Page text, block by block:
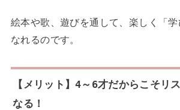
絵本や歌、遊びを通して、楽しく「
なれるのです。
【メリット】4～ 6才だからこそリ
なる！